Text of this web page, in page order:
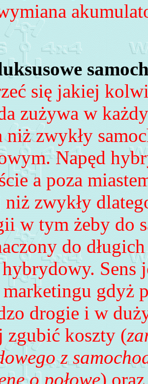
się jakiej
zużywa w
niż zwykły
Napęd
a poza
zwykły
w tym żeby do
do
hybrydowy. Sens
marketingu gdyż
drogie i w
zgubić koszty (
z
o połowę)